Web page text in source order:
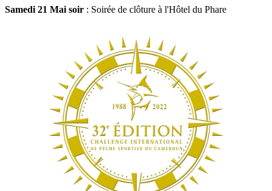
Samedi 21 Mai soir : Soirée de clôture à l'Hôtel du Phare